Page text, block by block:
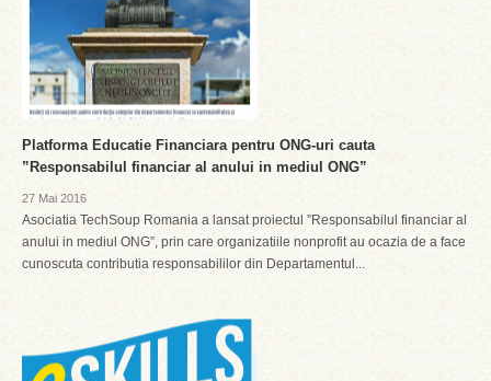
Platforma Educatie Financiara pentru ONG-uri cauta
”Responsabilul financiar al anului in mediul ONG”
27 Mai 2016
Asociatia TechSoup Romania a lansat proiectul ”Responsabilul financiar al
anului in mediul ONG”, prin care organizatiile nonprofit au ocazia de a face
cunoscuta contributia responsabililor din Departamentul...